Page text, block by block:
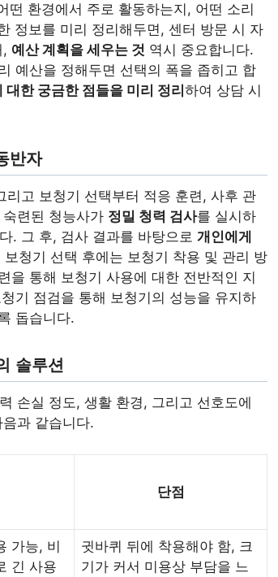
떤 환경에서 주로 활동하는지, 어떤 소리
정보를 미리 정리해두면, 센터 방문 시 자
, 예산 계획을 세우는 것 역시 중요합니다.
예산을 정해두면 선택의 폭을 좁히고 합
대한 궁금한 점들을 미리 정리 하여 상담 시
반자
고 보청기 선택부터 적응 훈련, 사후 관
련된 청능사가 정밀 청력 검사를 실시하
. 그 후, 검사 결과를 바탕으로 개인에게
보청기 선택 후에는 보청기 착용 및 관리 방
을 통해 보청기 사용에 대한 전반적인 지
기 점검을 통해 보청기의 성능을 유지하
돕습니다.
솔루션
손실 정도, 생활 환경, 그리고 선호도에
과 같습니다.
단점
가능, 비
긴 사용
귓바퀴 뒤에 착용해야 함, 크
기가 커서 미용상 부담을 느